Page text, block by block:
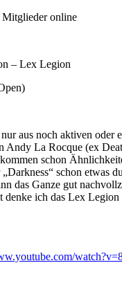
Mitglieder online
– Lex Legion
aus noch aktiven
Andy La Rocque (ex
schon
„Darkness“ schon
das Ganze gut
denke ich das Lex